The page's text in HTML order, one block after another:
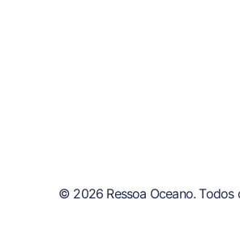
© 2026 Ressoa Oceano. Todos